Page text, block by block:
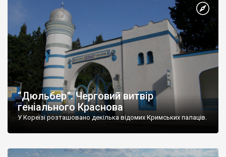
“Дюльбер”. Черговий витвір
геніального Краснова
У Кореїзі розташовано декілька відомих Кримських палаців.